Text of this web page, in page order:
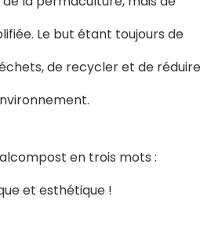
Le but étant toujours de
de recycler et de réduire
en trois mots :
et esthétique !